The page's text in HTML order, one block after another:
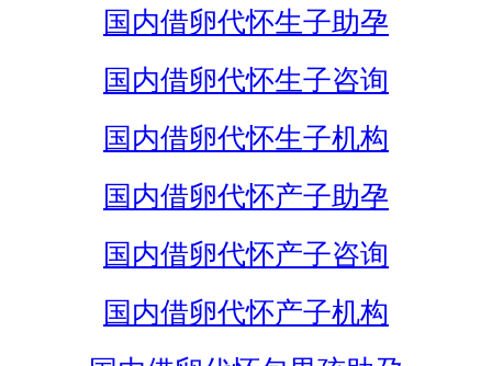
国内借卵代怀生子助孕
国内借卵代怀生子咨询
国内借卵代怀生子机构
国内借卵代怀产子助孕
国内借卵代怀产子咨询
国内借卵代怀产子机构